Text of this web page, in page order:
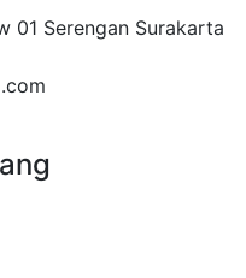
01 Serengan Surakarta